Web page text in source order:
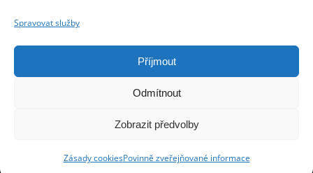
Spravovat služby
Příjmout
Odmítnout
Zobrazit předvolby
Zásady cookiesPovinně zveřejňované informace
Pokračováním přijímáte zásady ochrany osobních
Copyright jnn 2021 - 2025 | All Rights Reserved